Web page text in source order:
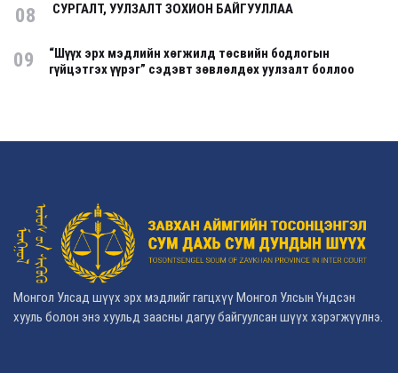
08 СУРГАЛТ, УУЛЗАЛТ ЗОХИОН БАЙГУУЛЛАА
09
“Шүүх эрх мэдлийн хөгжилд төсвийн бодлогын
гүйцэтгэх үүрэг” сэдэвт зөвлөлдөх уулзалт боллоо
Монгол Улсад шүүх эрх мэдлийг гагцхүү Монгол Улсын Үндсэн
хууль болон энэ хуульд заасны дагуу байгуулсан шүүх хэрэгжүүлнэ.